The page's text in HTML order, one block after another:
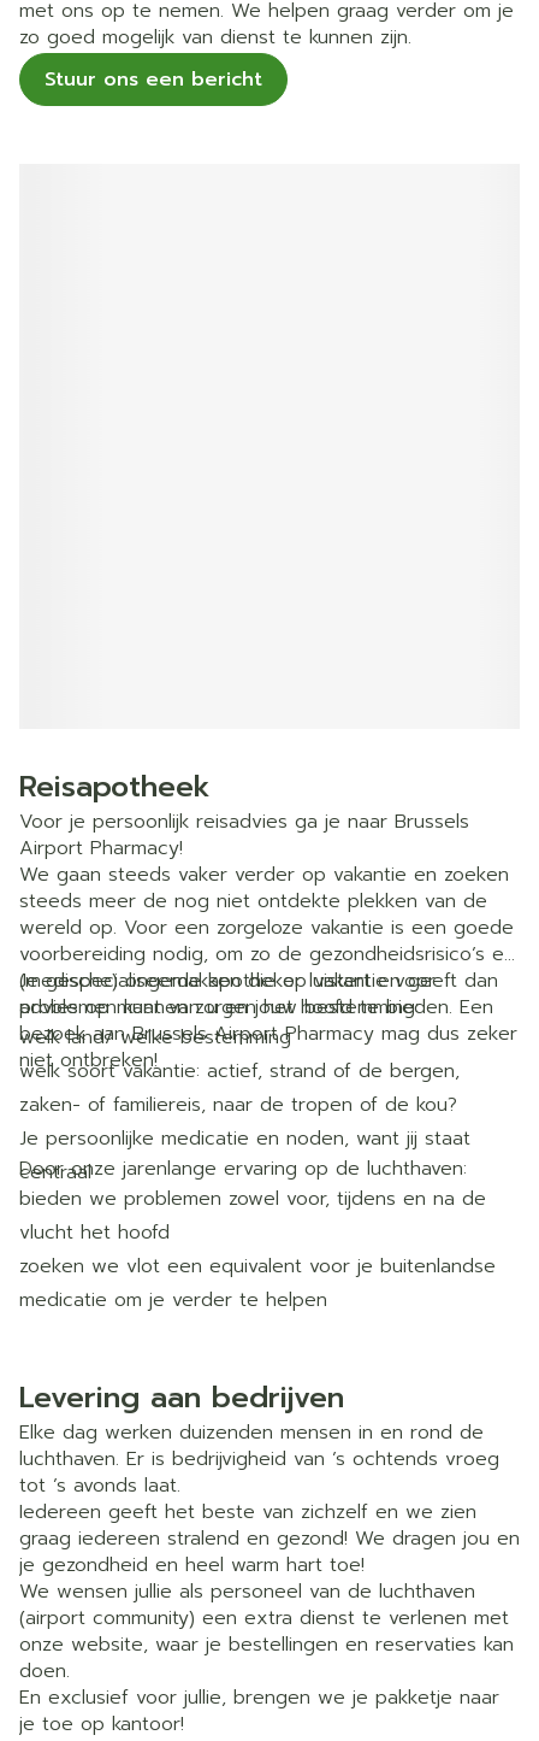
met ons op te nemen. We helpen graag verder om je
zo goed mogelijk van dienst te kunnen zijn.
Stuur ons een bericht
Reisapotheek
Voor je persoonlijk reisadvies ga je naar Brussels
Airport Pharmacy!
We gaan steeds vaker verder op vakantie en zoeken
steeds meer de nog niet ontdekte plekken van de
wereld op. Voor een zorgeloze vakantie is een goede
voorbereiding nodig, om zo de gezondheidsrisico’s en
(medische) ongemakken die op vakantie voor
problemen kunnen zorgen het hoofd te bieden. Een
bezoek aan Brussels Airport Pharmacy mag dus zeker
niet ontbreken!
Je gespecialiseerde apotheker luistert en geeft dan
advies op maat van u en jouw bestemming:
welk land/ welke bestemming
welk soort vakantie: actief, strand of de bergen,
zaken- of familiereis, naar de tropen of de kou?
Je persoonlijke medicatie en noden, want jij staat
centraal
Door onze jarenlange ervaring op de luchthaven:
bieden we problemen zowel voor, tijdens en na de
vlucht het hoofd
zoeken we vlot een equivalent voor je buitenlandse
medicatie om je verder te helpen
je persoonlijke kortingskaart. Dit spaartegoed wordt
aan het begin van het nieuwe jaar verrekend.
Levering aan bedrijven
Elke dag werken duizenden mensen in en rond de
luchthaven. Er is bedrijvigheid van ’s ochtends vroeg
tot ’s avonds laat.
Iedereen geeft het beste van zichzelf en we zien
graag iedereen stralend en gezond! We dragen jou en
je gezondheid en heel warm hart toe!
We wensen jullie als personeel van de luchthaven
(airport community) een extra dienst te verlenen met
onze website, waar je bestellingen en reservaties kan
doen.
En exclusief voor jullie, brengen we je pakketje naar
je toe op kantoor!